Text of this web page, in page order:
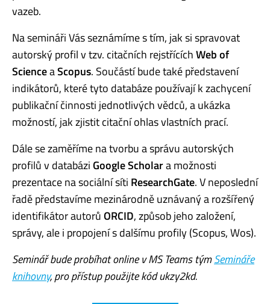
vazeb.
Na semináři Vás seznámíme s tím, jak si spravovat
autorský profil v tzv. citačních rejstřícíchWeb of
ScienceaScopus. Součástí bude také představení
indikátorů, které tyto databáze používají k zachycení
publikační činnosti jednotlivých vědců, a ukázka
možností, jak zjistit citační ohlas vlastních prací.
Dále se zaměříme na tvorbu a správu autorských
profilů v databázi Google Scholara možnosti
prezentace na sociální síti ResearchGate. V neposlední
řadě představíme mezinárodně uznávaný a rozšířený
identifikátor autorůORCID, způsob jeho založení,
správy, ale i propojení s dalšímu profily (Scopus, Wos).
Seminář bude probíhat online v MS Teams týmSemináře
knihovny, pro přístup použijte kód ukzy2kd.